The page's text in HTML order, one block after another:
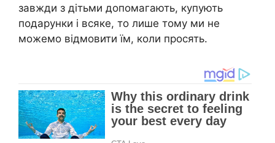
завжди з дітьми допомагають, купують
подарунки і всяке, то лише тому ми не
можемо відмовити їм, коли просять.